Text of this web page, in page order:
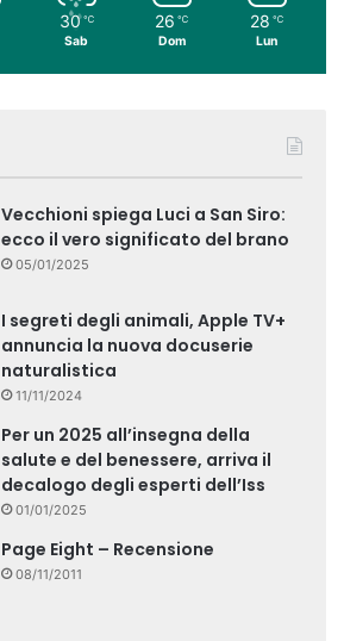
30 ℃
Sab
26 ℃
Dom
28 ℃
Lun
Vecchioni spiega Luci a San Siro:
ecco il vero significato del brano
05/01/2025
I segreti degli animali, Apple TV+
annuncia la nuova docuserie
naturalistica
11/11/2024
Per un 2025 all’insegna della
salute e del benessere, arriva il
decalogo degli esperti dell’Iss
01/01/2025
Page Eight – Recensione
08/11/2011